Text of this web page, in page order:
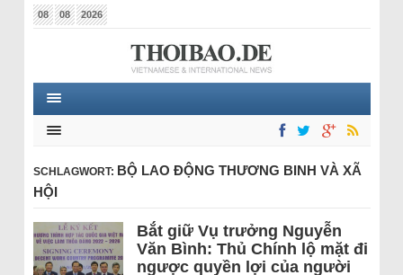
08 08 2026
SCHLAGWORT: BỘ LAO ĐỘNG THƯƠNG BINH VÀ XÃ
HỘI
Bắt giữ Vụ trưởng Nguyễn
Văn Bình: Thủ Chính lộ mặt đi
ngược quyền lợi của người